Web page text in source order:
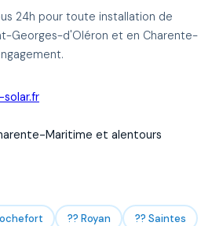
24h pour toute installation de
Georges-d'Oléron et en Charente-
Maritime et alentours
?? Royan ?? Saintes